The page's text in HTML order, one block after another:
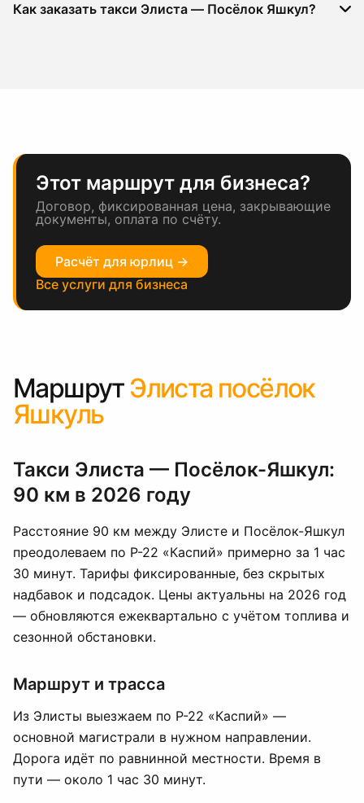
Как заказать такси Элиста — Посёлок Яшкул?
Этот маршрут для бизнеса?
Договор, фиксированная цена, закрывающие
документы, оплата по счёту.
Расчёт для юрлиц →
Все услуги для бизнеса
Маршрут Элиста посёлок
Яшкуль
Такси Элиста — Посёлок-Яшкул:
90 км в 2026 году
Расстояние 90 км между Элисте и Посёлок-Яшкул
преодолеваем по Р-22 «Каспий» примерно за 1 час
30 минут. Тарифы фиксированные, без скрытых
надбавок и подсадок. Цены актуальны на 2026 год
— обновляются ежеквартально с учётом топлива и
сезонной обстановки.
Маршрут и трасса
Из Элисты выезжаем по Р-22 «Каспий» —
основной магистрали в нужном направлении.
Дорога идёт по равнинной местности. Время в
пути — около 1 час 30 минут.